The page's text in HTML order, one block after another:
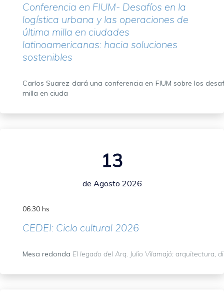
Conferencia en FIUM- Desafíos en la
logística urbana y las operaciones de
última milla en ciudades
latinoamericanas: hacia soluciones
sostenibles
Carlos Suarez dará una conferencia en FIUM sobre los
milla en ciuda
13
de Agosto 2026
06:30 hs
CEDEI: Ciclo cultural 2026
Mesa redonda El legado del Arq. Julio Vilamajó: arquitectura,